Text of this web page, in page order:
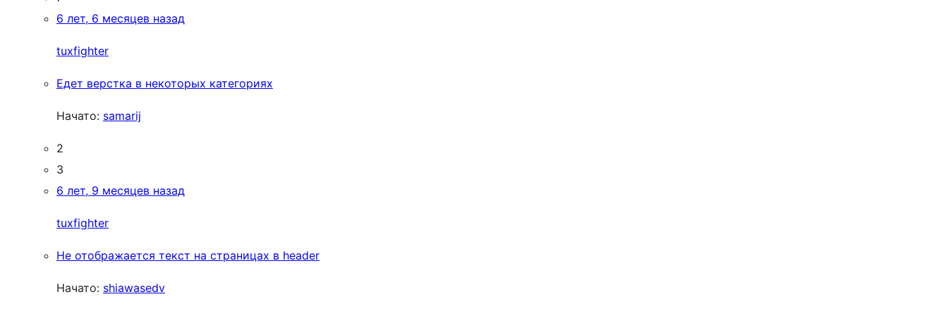
6 лет, 6 месяцев назад
tuxfighter
Едет верстка в некоторых категориях
Начато: samarij
2
3
6 лет, 9 месяцев назад
tuxfighter
Не отображается текст на страницах в header
Начато: shiawasedv